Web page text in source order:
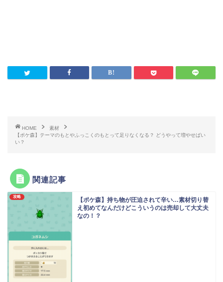
HOME
素材
【ポケ森】テーマのもとやふっこくのもとって足りなくなる？ どうやって増やせばい
い？
関連記事
攻略
【ポケ森】持ち物が圧迫されて辛い…素材切り替
え初めてなんだけどこういうのは売却して大丈夫
なの！？